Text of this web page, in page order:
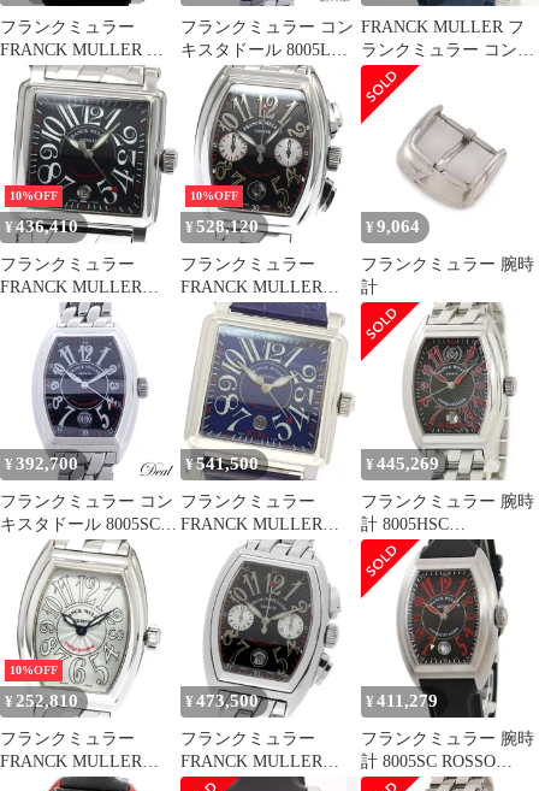
フランクミュラー
FRANCK MULLER コ
ンキスタドール コルテ
ス 10000HSC 腕時計 SS
レザー 自動巻き ブラッ
ク メンズ 【中古】
フランクミュラー コン
キスタドール 8005LQZ
レディース 腕時計
FRANCK MULLER フ
ランクミュラー コンキ
スタドール コルテス
10000L シルバー AT レ
ディース 腕時計 稼働品
10%OFF
¥ 436,410
フランクミュラー
FRANCK MULLER
10000HSC コンキスタ
ドール コルテス デイト
自動巻き メンズ
_890558
10%OFF
¥ 528,120
フランクミュラー
FRANCK MULLER
8002CC コンキスタドー
ル クロノグラフ 自動巻
き メンズ 保証書付き
_894632
¥ 9,064
フランクミュラー 腕時
計
¥ 392,700
フランクミュラー コン
キスタドール 8005SC
メンズ 腕時計
¥541,500
フランクミュラー
FRANCK MULLER
10000KSC コンキスタ
ドール コルテス デイト
自動巻き メンズ 良品
_956996
¥ 445,269
フランクミュラー 腕時
計 8005HSC
8005HSCRSUN 鑑定済
み ブランド
10%OFF
¥ 252,810
フランクミュラー
FRANCK MULLER
8005LQZ コンキスタド
¥ 473,500
フランクミュラー
FRANCK MULLER
8001CC コンキスタドー
¥ 411,279
フランクミュラー 腕時
計 8005SC ROSSO
VIVO 鑑定済み ブラン